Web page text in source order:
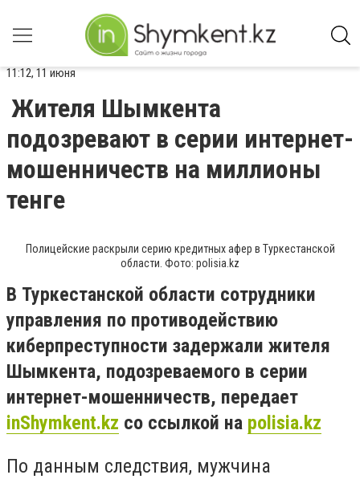
11:12, 11 июня
Жителя Шымкента
подозревают в серии интернет-
мошенничеств на миллионы
тенге
Полицейские раскрыли серию кредитных афер в Туркестанской
области. Фото: polisia.kz
В Туркестанской области сотрудники
управления по противодействию
киберпреступности задержали жителя
Шымкента, подозреваемого в серии
интернет-мошенничеств, передает
inShymkent.kz со ссылкой на polisia.kz
По данным следствия, мужчина